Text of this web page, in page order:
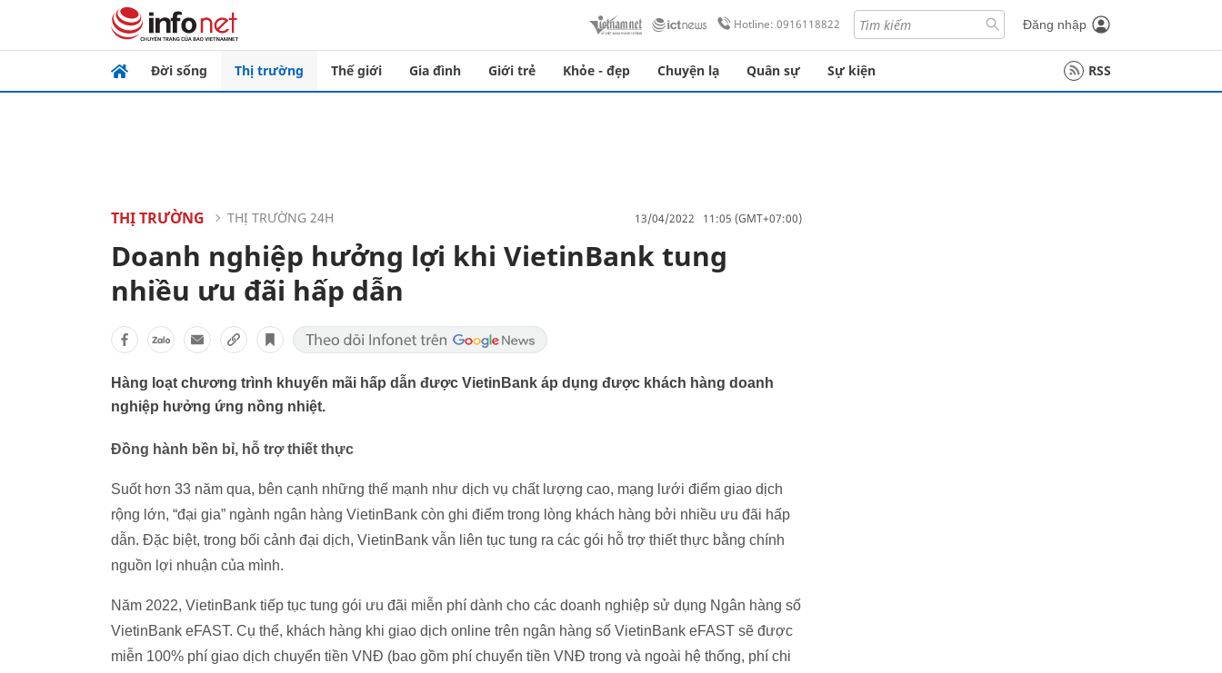
Hotline: 0916118822 Đăng nhập
Đời sống Thị trường Thế giới Gia đình Giới trẻ Khỏe - đẹp Chuyện lạ Quân sự Sự kiện RSS
THỊ TRƯỜNG THỊ TRƯỜNG 24H 13/04/2022 11:05 (GMT+07:00)
Doanh nghiệp hưởng lợi khi VietinBank tung
nhiều ưu đãi hấp dẫn
Hàng loạt chương trình khuyến mãi hấp dẫn được VietinBank áp dụng được khách hàng doanh
nghiệp hưởng ứng nồng nhiệt.
Đồng hành bền bỉ, hỗ trợ thiết thực
Suốt hơn 33 năm qua, bên cạnh những thế mạnh như dịch vụ chất lượng cao, mạng lưới điểm giao dịch
rộng lớn, “đại gia” ngành ngân hàng VietinBank còn ghi điểm trong lòng khách hàng bởi nhiều ưu đãi hấp
dẫn. Đặc biệt, trong bối cảnh đại dịch, VietinBank vẫn liên tục tung ra các gói hỗ trợ thiết thực bằng chính
nguồn lợi nhuận của mình.
Năm 2022, VietinBank tiếp tục tung gói ưu đãi miễn phí dành cho các doanh nghiệp sử dụng Ngân hàng số
VietinBank eFAST. Cụ thể, khách hàng khi giao dịch online trên ngân hàng số VietinBank eFAST sẽ được
miễn 100% phí giao dịch chuyển tiền VNĐ (bao gồm phí chuyển tiền VNĐ trong và ngoài hệ thống, phí chi